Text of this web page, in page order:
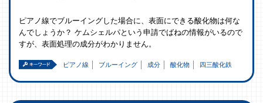
ピアノ線でブルーイングした場合に、表面にできる酸化物は何な
んでしょうか？ ケムシェルパという申請でばねの情報がいるので
すが、表面処理の成分がわかりません。
ピアノ線 ブルーイング 成分 酸化物 四三酸化鉄